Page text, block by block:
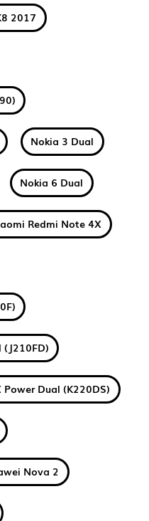
2017
Nokia 3 Dual
Nokia 6 Dual
Redmi Note 4X
(J210FD)
Power Dual (K220DS)
Nova 2